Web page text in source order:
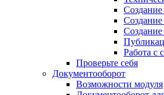
Работа с
Проверьте себя
Документооборот
Возможности модуля